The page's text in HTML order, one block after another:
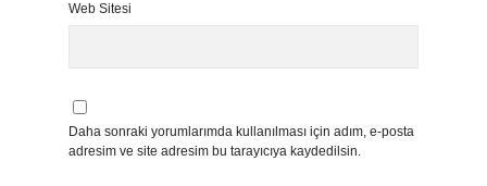
Web Sitesi
Daha sonraki yorumlarımda kullanılması için adım, e-posta
adresim ve site adresim bu tarayıcıya kaydedilsin.